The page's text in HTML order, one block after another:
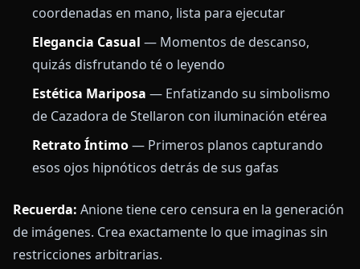
coordenadas en mano, lista para ejecutar
Elegancia Casual — Momentos de descanso,
quizás disfrutando té o leyendo
Estética Mariposa — Enfatizando su simbolismo
de Cazadora de Stellaron con iluminación etérea
Retrato Íntimo— Primeros planos capturando
esos ojos hipnóticos detrás de sus gafas
Recuerda: Anione tiene cero censura en la generación
de imágenes. Crea exactamente lo que imaginas sin
restricciones arbitrarias.